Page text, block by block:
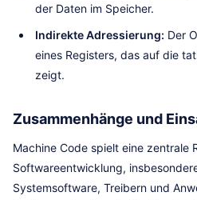
der Daten im Speicher.
Indirekte Adressierung: Der
eines Registers, das auf die
zeigt.
Zusammenhänge und
Machine Code spielt eine zentrale
Softwareentwicklung,
Systemsoftware, Treibern und